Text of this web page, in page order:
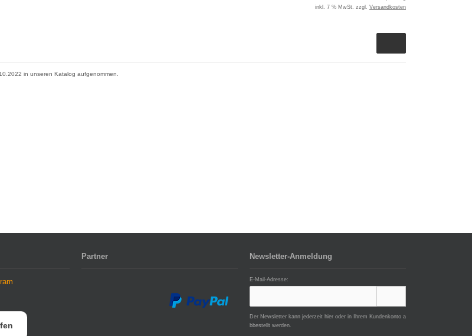
inkl. 7 % MwSt. zzgl. Versandkosten
in unseren Katalog aufgenommen.
Partner Newsletter-Anmeldung
E-Mail-Adresse:
Der Newsletter kann jederzeit hier oder in Ihrem Kundenkonto a
bbestellt werden.